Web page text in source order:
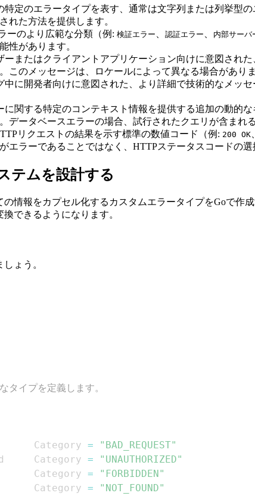
特定のエラータイプを表す、通常は文字列または列挙型
れた方法を提供します。
ーのより広範な分類（例: 検証エラー 認証エラー 内部サーバ
性があります。
ーまたはクライアントアプリケーション向けに意図され
このメッセージは、ロケールによって異なる場合がありま
中に開発者向けに意図された、より詳細で技術的なメッ
に関する特定のコンテキスト情報を提供する追加の動的
データベースエラーの場合、試行されたクエリが含まれ
リクエストの結果を示す標準の数値コード（例: 200 OK
エラーであることではなく、HTTPステータスコードの選
テムを設計する
情報をカプセル化するカスタムエラータイプをGoで
できるようになります。
ょう。
イプを定義します。
Category
=
"BAD_REQUEST"
Category
=
"UNAUTHORIZED"
Category
=
"FORBIDDEN"
Category
=
"NOT_FOUND"